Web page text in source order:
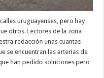
uruguayenses, pero hay
otros. Lectores de la zona
redacción unas cuantas
se encuentran las arterias de
han pedido soluciones pero